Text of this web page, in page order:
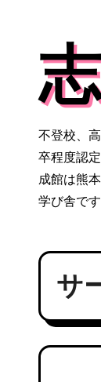
不登校、
卒程度認
成館は熊
学び舎です
サ